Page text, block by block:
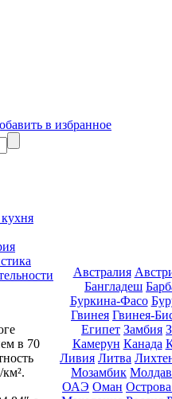
в избранное
в 70
Австралия
Бангладеш
Буркина-Фасо
Гвинея Гвинея-
Египет Замбия
Камерун Канада
Ливия Литва
Мозамбик
ОАЭ Оман